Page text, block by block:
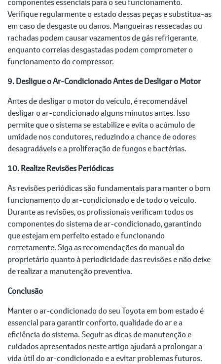
Verifique regularmente o estado dessas peças e substitua-as
em caso de desgaste ou danos. Mangueiras ressecadas ou
rachadas podem causar vazamentos de gás refrigerante,
enquanto correias desgastadas podem comprometer o
funcionamento do compressor.
9. Desligue o Ar-Condicionado Antes de Desligar o Motor
Antes de desligar o motor do veículo, é recomendável
desligar o ar-condicionado alguns minutos antes. Isso
permite que o sistema se estabilize e evita o acúmulo de
umidade nos condutores, reduzindo a chance de odores
desagradáveis e a proliferação de fungos e bactérias.
10. Realize Revisões Periódicas
As revisões periódicas são fundamentais para manter o bom
funcionamento do ar-condicionado e de todo o veículo.
Durante as revisões, os profissionais verificam todos os
componentes do sistema de ar-condicionado, garantindo
que estejam em perfeito estado e funcionando
corretamente. Siga as recomendações do manual do
proprietário quanto à periodicidade das revisões e não deixe
de realizar a manutenção preventiva.
Conclusão
Manter o ar-condicionado do seu Toyota em bom estado é
essencial para garantir conforto, qualidade do ar e a
eficiência do sistema. Seguir as dicas de manutenção e
cuidados apresentados neste artigo ajudará a prolongar a
vida útil do ar-condicionado e a evitar problemas futuros.